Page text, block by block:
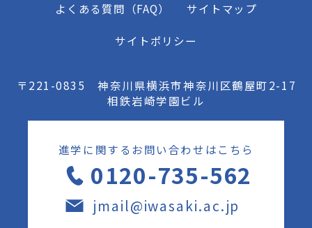
よくある質問（FAQ） サイトマップ
サイトポリシー
〒221-0835 神奈川県横浜市神奈川区鶴屋町2-17
相鉄岩崎学園ビル
進学に関するお問い合わせはこちら
0120-735-562
jmail@iwasaki.ac.jp